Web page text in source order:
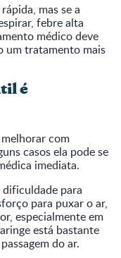
mas se a
febre alta
médico deve
um tratamento mais
é
com
casos ela pode se
imediata.
dificuldade para
para puxar o ar,
especialmente em
está bastante
do ar.